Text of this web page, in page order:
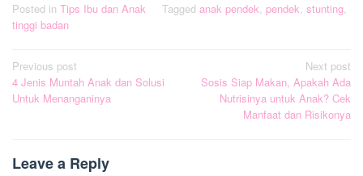
Posted in Tips Ibu dan Anak Tagged anak pendek, pendek, stunting,
tinggi badan
Post
navigation
Previous post
4 Jenis Muntah Anak dan Solusi
Untuk Menanganinya
Next post
Sosis Siap Makan, Apakah Ada
Nutrisinya untuk Anak? Cek
Manfaat dan Risikonya
Leave a Reply